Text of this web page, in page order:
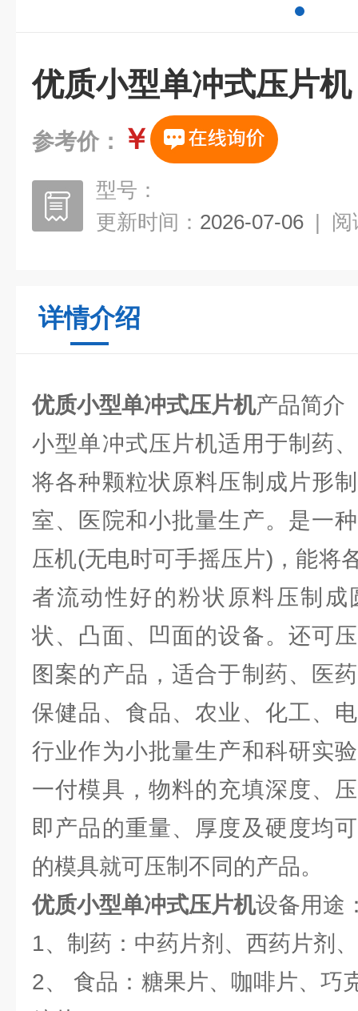
优质小型单冲式压片机
参考价： ￥
型号：
更新时间： 2026-07-06 | 阅
详情介绍
优质小型单冲式压片机产品简介
小型单冲式压片机适用于制药
将各种颗粒状原料压制成片形
室、医院和小批量生产。是一
压机(无电时可手摇压片)，能将
者流动性好的粉状原料压制
状、凸面、凹面的设备。还可
图案的产品，适合于制药、医
保健品、食品、农业、化工、
行业作为小批量生产和科研实
一付模具，物料的充填深度、
即产品的重量、厚度及硬度均
的模具就可压制不同的产品。
优质小型单冲式压片机设备用途
1、制药：中药片剂、西药片剂
2、 食品：糖果片、咖啡片、巧